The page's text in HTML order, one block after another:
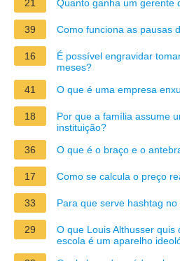
21 Quanto ganha um gerente
39 Como funciona as pausas
16
É possível engravidar
meses?
41
O que é uma empresa
18
Por que a família assume
instituição?
36
O que é o braço e o
17 Como se calcula o preço
33 Para que serve hashtag
29
O que Louis Althusser
escola é um aparelho